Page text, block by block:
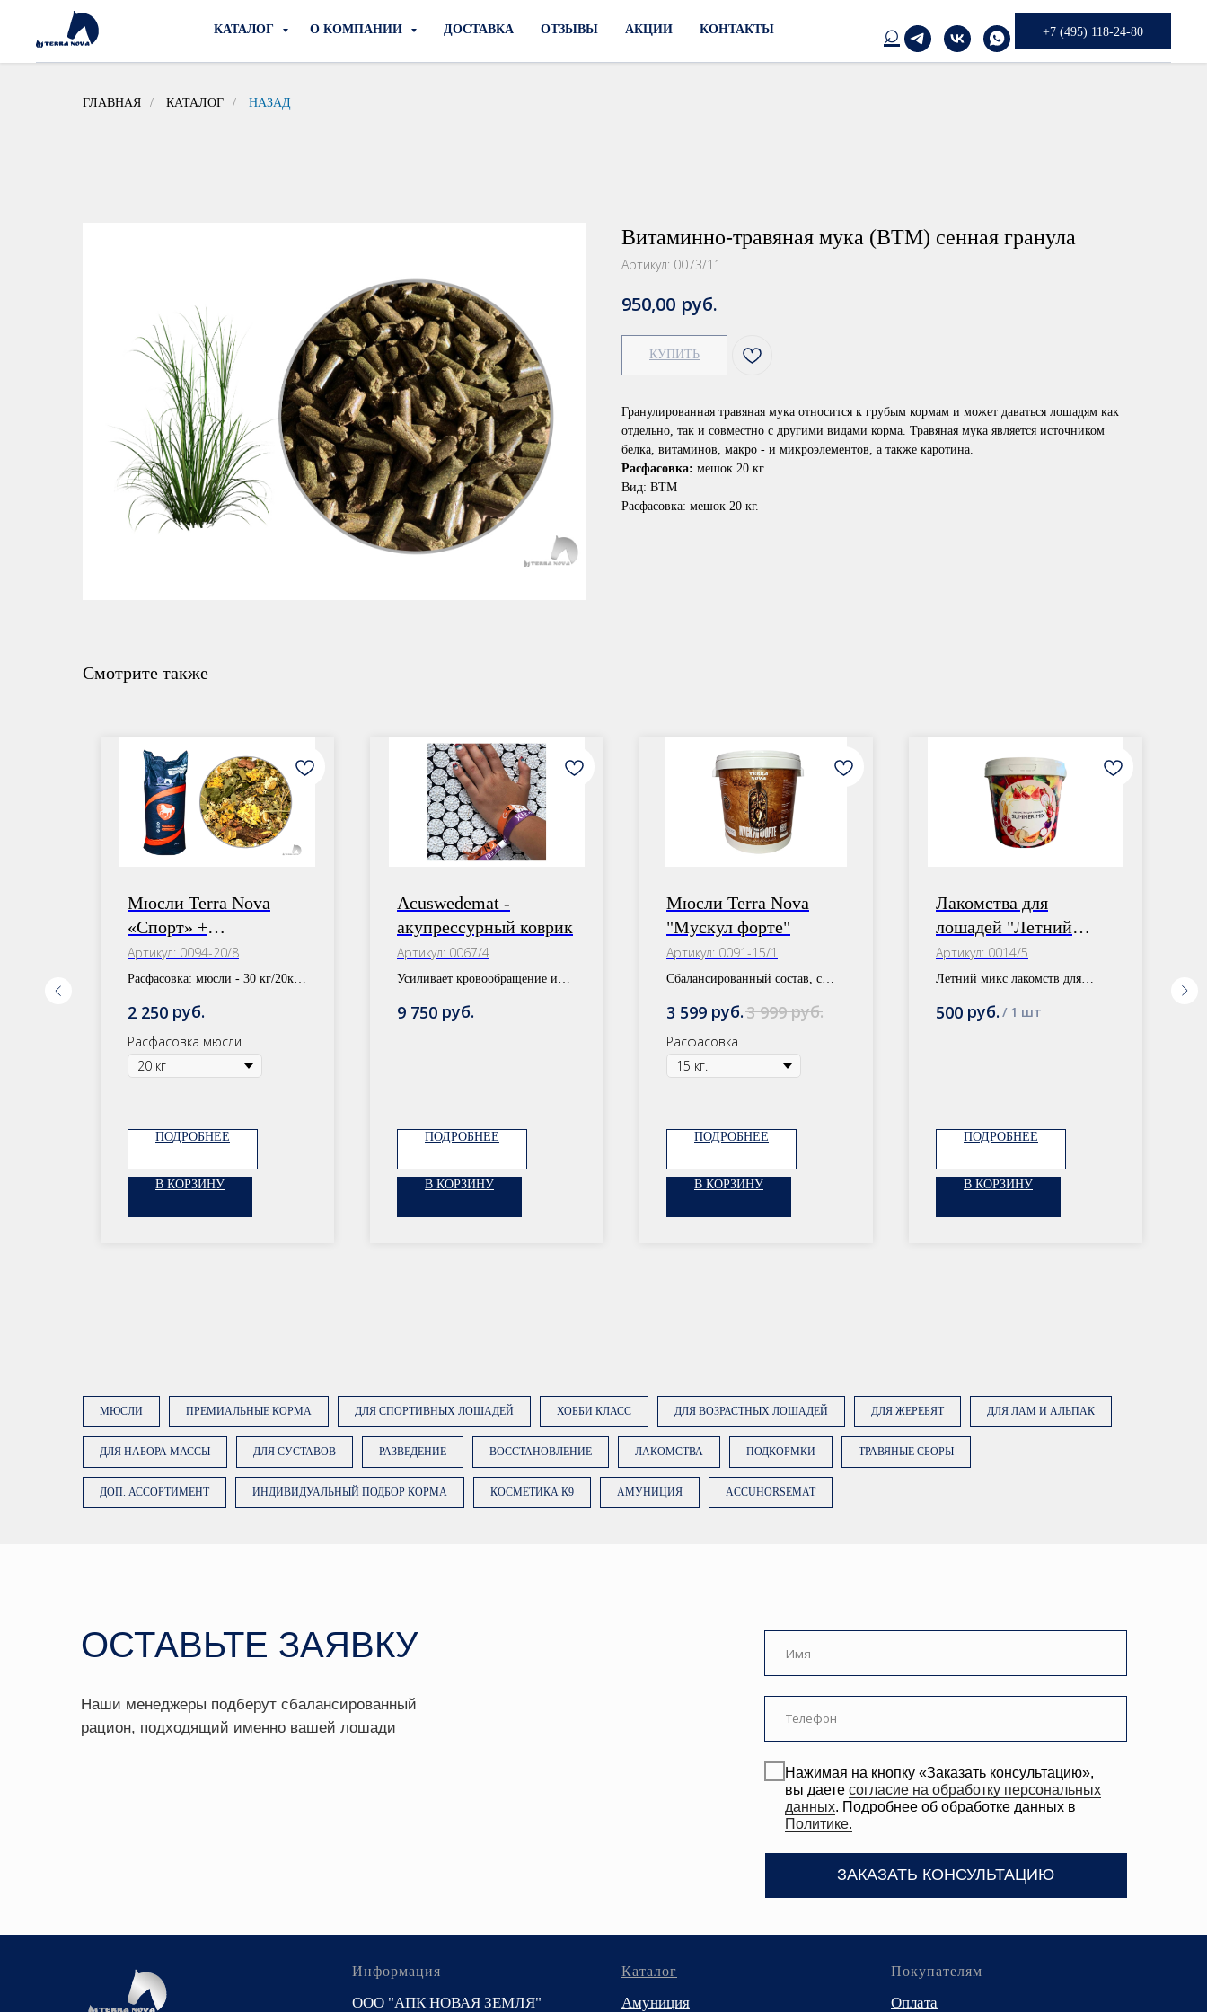
КАТАЛОГ О КОМПАНИИ ДОСТАВКА ОТЗЫВЫ АКЦИИ КОНТАКТЫ ⌕ +7 (495) 118-24-80
ГЛАВНАЯ / КАТАЛОГ / НАЗАД
Витаминно-травяная мука (ВТМ) сенная гранула
Артикул: 0073/11
950,00 руб.
КУПИТЬ
Гранулированная травяная мука относится к грубым кормам и может даваться лошадям как
отдельно, так и совместно с другими видами корма. Травяная мука является источником
белка, витаминов, макро - и микроэлементов, а также каротина.
Расфасовка: мешок 20 кг.
Вид: ВТМ
Расфасовка: мешок 20 кг.
Смотрите также
Мюсли Terra Nova
«Спорт» +
Успокоительный сбор
Артикул: 0094-20/8
Расфасовка: мюсли - 30 кг/20кг,
2 250 руб.
Расфасовка мюсли
ПОДРОБНЕЕ
В КОРЗИНУ
Acuswedemat -
акупрессурный коврик
Артикул: 0067/4
Усиливает кровообращение и
9 750 руб.
ПОДРОБНЕЕ
В КОРЗИНУ
Мюсли Terra Nova
"Мускул форте"
Артикул: 0091-15/1
Сбалансированный состав, с
аминокислотами для
наращивания мышц.
3 599 руб.3 999 руб.
Расфасовка
ПОДРОБНЕЕ
В КОРЗИНУ
Лакомства для
лошадей "Летний
Микс"
Артикул: 0014/5
Летний микс лакомств для
500 руб. / 1 шт
ПОДРОБНЕЕ
В КОРЗИНУ
МЮСЛИ ПРЕМИАЛЬНЫЕ КОРМА ДЛЯ СПОРТИВНЫХ ЛОШАДЕЙ ХОББИ КЛАСС ДЛЯ ВОЗРАСТНЫХ ЛОШАДЕЙ ДЛЯ ЖЕРЕБЯТ ДЛЯ ЛАМ И АЛЬПАК
ДЛЯ НАБОРА МАССЫ ДЛЯ СУСТАВОВ РАЗВЕДЕНИЕ ВОССТАНОВЛЕНИЕ ЛАКОМСТВА ПОДКОРМКИ ТРАВЯНЫЕ СБОРЫ
ДОП. АССОРТИМЕНТ ИНДИВИДУАЛЬНЫЙ ПОДБОР КОРМА КОСМЕТИКА К9 АМУНИЦИЯ ACCUHORSEMAT
ОСТАВЬТЕ ЗАЯВКУ
ЗАКАЗАТЬ КОНСУЛЬТАЦИЮ
Информация
ООО "АПК НОВАЯ ЗЕМЛЯ"
Каталог
Амуниция
Покупателям
Оплата